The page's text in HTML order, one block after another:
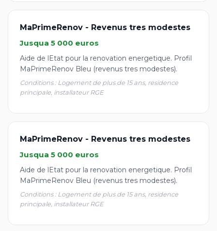
MaPrimeRenov - Revenus tres modestes
Jusqua 5 000 euros
Aide de lEtat pour la renovation energetique. Profil
MaPrimeRenov Bleu (revenus tres modestes).
Conditions : Logement de plus de 15 ans, residence
principale, installateur RGE
MaPrimeRenov - Revenus tres modestes
Jusqua 5 000 euros
Aide de lEtat pour la renovation energetique. Profil
MaPrimeRenov Bleu (revenus tres modestes).
Conditions : Logement de plus de 15 ans, residence
principale, installateur RGE